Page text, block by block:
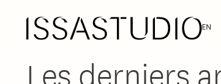
EN
Les derniers